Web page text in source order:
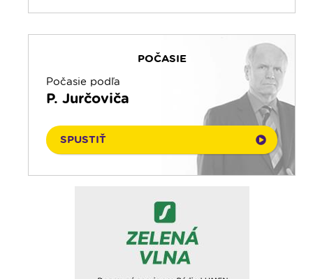
Ranné zamyslenie
06. 08. 2026
Rádio Vatikán - SK
História a my
06. 08. 2026
POČASIE
Počasie podľa
P. Jurčoviča
SPUSTIŤ